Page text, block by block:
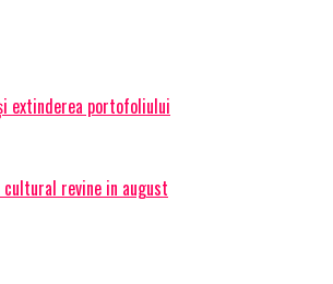
extinderea portofoliului
cultural revine in august